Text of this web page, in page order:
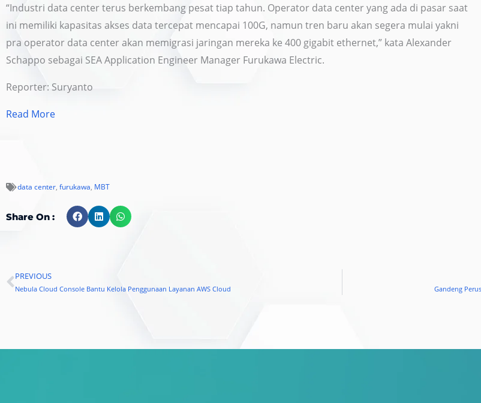
“Industri data center terus berkembang pesat tiap tahun. Operator data center yang ada di pasar saat
ini memiliki kapasitas akses data tercepat mencapai 100G, namun tren baru akan segera mulai yakni
pra operator data center akan memigrasi jaringan mereka ke 400 gigabit ethernet,” kata Alexander
Schappo sebagai SEA Application Engineer Manager Furukawa Electric.
Reporter: Suryanto
Read More
data center, furukawa, MBT
Share On :
Prev
PREVIOUS
Nebula Cloud Console Bantu Kelola Penggunaan Layanan AWS Cloud Gandeng